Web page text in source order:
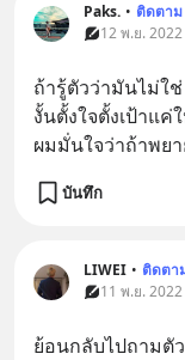
Paks. • ติดตาม
12 พ.ย.
ถ้ารู้ตัวว่ามันไม่ใ
งั้นตั้งใจตั้งเป้าแ
ผมมั่นใจว่าถ้าพย
บันทึก
LIWEI • ติดตา
11 พ.ย.
ย้อนกลับไปถามตัว